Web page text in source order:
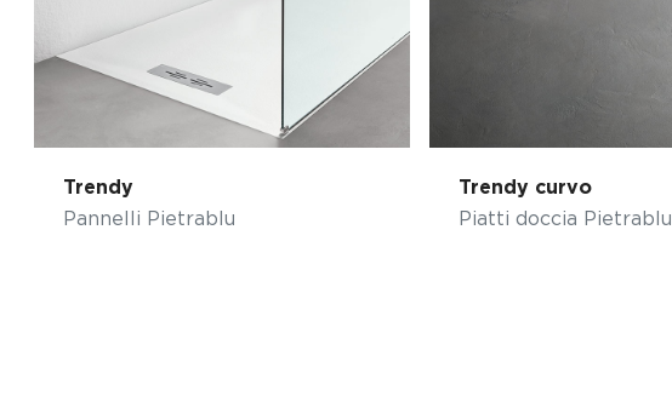
Trendy
Pannelli Pietrablu
Trendy curvo
Piatti doccia Pietrablu